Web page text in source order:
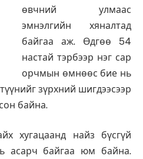
өвчний улмаас
эмнэлгийн хяналтад
байгаа аж. Өдгөө 54
настай тэрбээр нэг сар
орчмын өмнөөс бие нь
зүрхний шигдээсээр
байна.
хугацаанд найз бүсгүй
асарч байгаа юм байна.